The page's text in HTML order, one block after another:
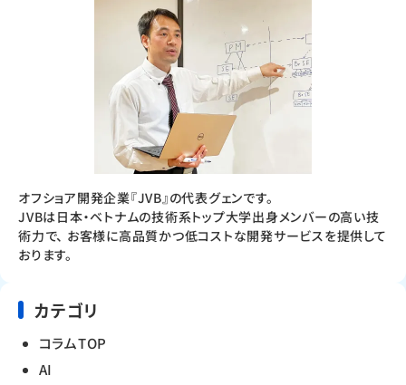
オフショア開発企業『JVB』の代表グェンです。
JVBは日本・ベトナムの技術系トップ大学出身メンバーの高い技
術力で、 お客様に高品質かつ低コストな開発サービスを提供して
おります。
カテゴリ
コラムTOP
AI